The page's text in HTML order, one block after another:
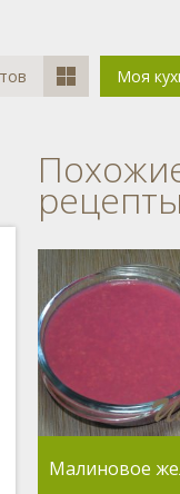
Моя
рецепты
Малиновое